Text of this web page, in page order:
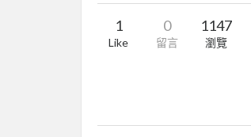
1
Like
0
留言
1147
瀏覽